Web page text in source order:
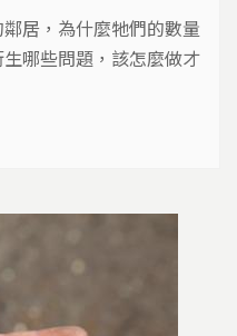
居，為什麼牠們的數量
哪些問題，該怎麼做才